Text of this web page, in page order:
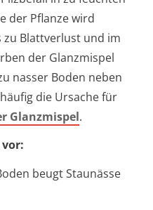
der Pflanze wird
Blattverlust und im
der Glanzmispel
nasser Boden neben
die Ursache für
Glanzmispel.
vor:
beugt Staunässe